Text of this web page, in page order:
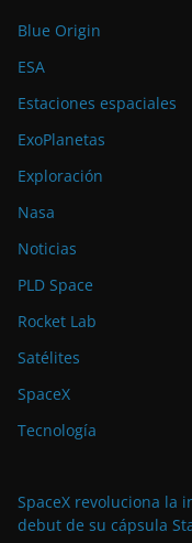
Blue Origin
ESA
Estaciones espaciales
ExoPlanetas
Exploración
Nasa
Noticias
PLD Space
Rocket Lab
Satélites
SpaceX
Tecnología
SpaceX revoluciona la
debut de su cápsula